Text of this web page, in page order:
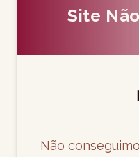
Site
Não